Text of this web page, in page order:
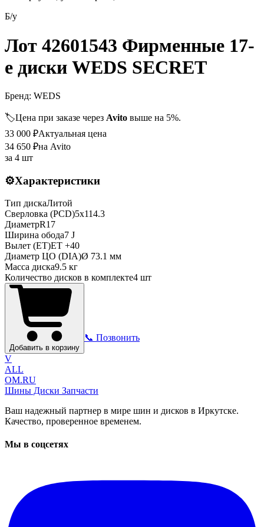
Б/у
Лот 42601543 Фирменные 17-
е диски WEDS SECRET
Бренд: WEDS
🏷️Цена при заказе через Avito выше на 5%.
33 000 ₽Актуальная цена
34 650 ₽на Avito
за 4 шт
⚙️Характеристики
Тип дискаЛитой
Сверловка (PCD)5x114.3
ДиаметрR17
Ширина обода7 J
Вылет (ET)ET +40
Диаметр ЦО (DIA)Ø 73.1 мм
Масса диска9.5 кг
Количество дисков в комплекте4 шт
Добавить в корзину
📞 Позвонить
V
ALL
OM.RU
Шины Диски Запчасти
Ваш надежный партнер в мире шин и дисков в Иркутске.
Качество, проверенное временем.
Мы в соцсетях